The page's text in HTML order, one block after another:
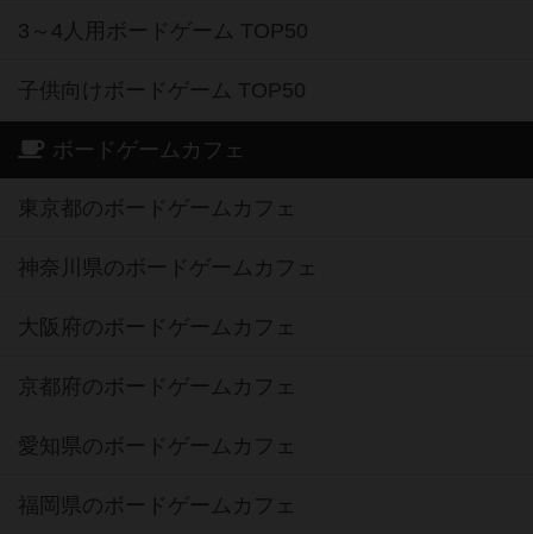
3～4人用ボードゲーム TOP50
子供向けボードゲーム TOP50
ボードゲームカフェ
東京都のボードゲームカフェ
神奈川県のボードゲームカフェ
大阪府のボードゲームカフェ
京都府のボードゲームカフェ
愛知県のボードゲームカフェ
福岡県のボードゲームカフェ